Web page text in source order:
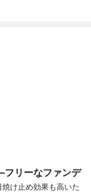
フリーなファンデ
け止め効果も高いた